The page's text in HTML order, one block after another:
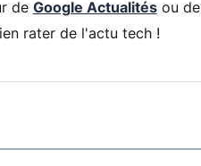
de Google Actualitésou de
rater de l'actu tech !